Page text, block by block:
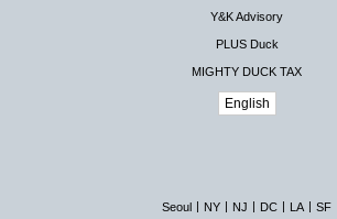
Y&K Advisory
PLUS Duck
MIGHTY DUCK TAX
English
Seoul NY NJ DC LA SF